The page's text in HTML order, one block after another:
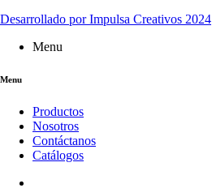
Desarrollado por Impulsa Creativos 2024
Menu
Menu
Productos
Nosotros
Contáctanos
Catálogos